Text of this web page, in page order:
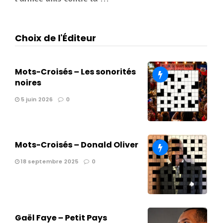
Choix de l'Éditeur
Mots-Croisés – Les sonorités
noires
5 juin 2026 0
Mots-Croisés – Donald Oliver
18 septembre 2025 0
Gaël Faye – Petit Pays